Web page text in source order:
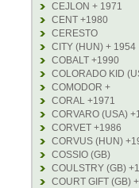
CEJLON + 1971
CENT +1980
CERESTO
CITY (HUN) + 1954
COBALT +1990
COLORADO KID
COMODOR +
CORAL +1971
CORVARO (USA)
CORVET +1986
CORVUS (HUN)
COSSIO (GB)
COULSTRY (GB)
COURT GIFT (GB)